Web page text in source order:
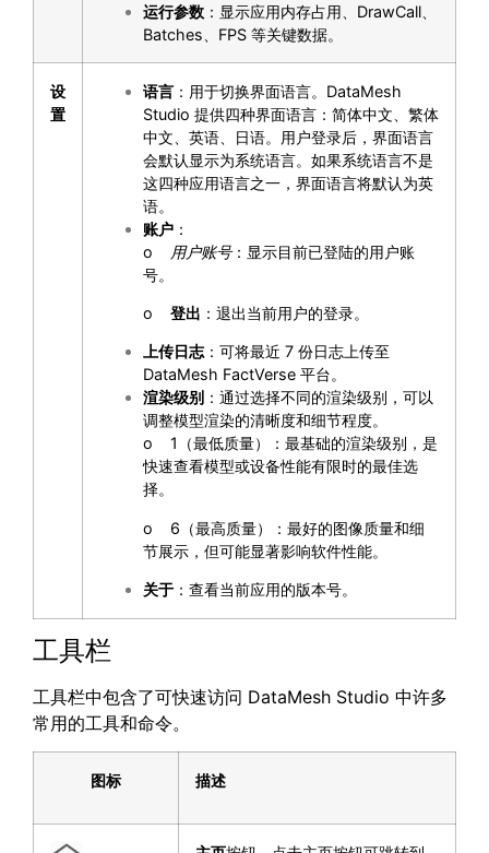
运行参数 ：显示应用内存占用、DrawCall、
Batches、FPS 等关键数据。
设
置
语言 ：用于切换界面语言。DataMesh
Studio 提供四种界面语言：简体中文、繁体
中文、英语、日语。用户登录后，界面语言
会默认显示为系统语言。如果系统语言不是
这四种应用语言之一，界面语言将默认为英
语。
账户 ：
o
用户账号：显示目前已登陆的用户账
号。
o 登出 ：退出当前用户的登录。
上传日志：可将最近 7 份日志上传至
DataMesh FactVerse 平台。
渲染级别 ：通过选择不同的渲染级别，可以
调整模型渲染的清晰度和细节程度。
o 1（最低质量）：最基础的渲染级别，是
快速查看模型或设备性能有限时的最佳选
择。
o 6（最高质量）：最好的图像质量和细
节展示，但可能显著影响软件性能。
关于 ：查看当前应用的版本号。
工具栏
工具栏中包含了可快速访问 DataMesh Studio 中许多
常用的工具和命令。
图标 描述